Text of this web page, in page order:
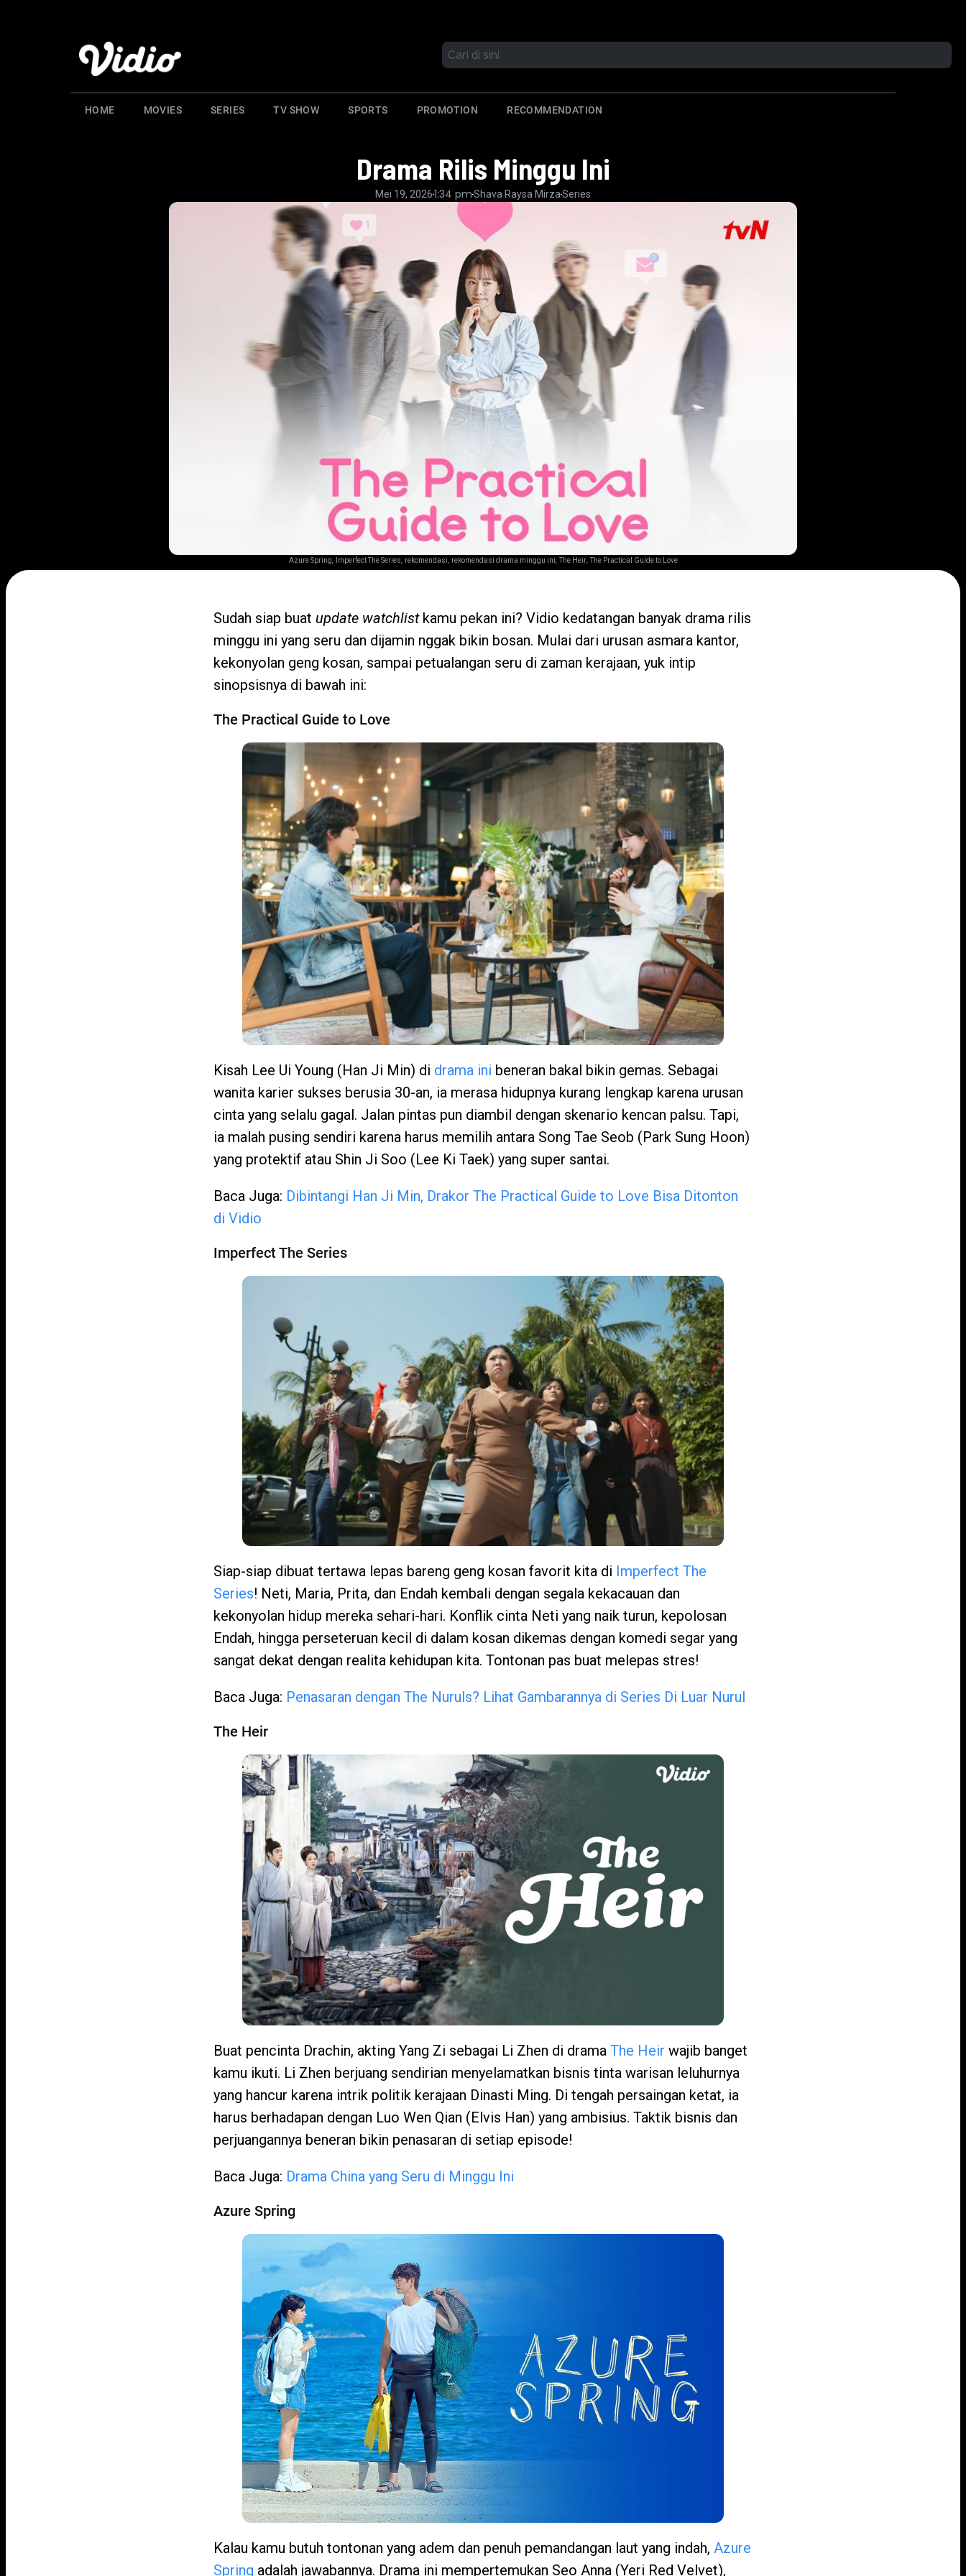
HOME MOVIES SERIES TV SHOW SPORTS PROMOTION RECOMMENDATION
Drama Rilis Minggu Ini
Mei 19, 20261:34 pmShava Raysa MirzaSeries
Azure Spring, Imperfect The Series, rekomendasi, rekomendasi drama minggu ini,The Heir,The Practical Guide to Love
Sudah siap buat update watchlistkamu pekan ini? Vidio kedatangan banyak drama rilis
minggu ini yang seru dan dijamin nggak bikin bosan. Mulai dari urusan asmara kantor,
kekonyolan geng kosan, sampai petualangan seru di zaman kerajaan, yuk intip
sinopsisnya di bawah ini:
The Practical Guide to Love
Kisah Lee Ui Young (Han Ji Min) di drama ini beneran bakal bikin gemas. Sebagai
wanita karier sukses berusia 30-an, ia merasa hidupnya kurang lengkap karena urusan
cinta yang selalu gagal. Jalan pintas pun diambil dengan skenario kencan palsu. Tapi,
ia malah pusing sendiri karena harus memilih antara Song Tae Seob (Park Sung Hoon)
yang protektif atau Shin Ji Soo (Lee Ki Taek) yang super santai.
Baca Juga: Dibintangi Han Ji Min, Drakor The Practical Guide to Love Bisa Ditonton
di Vidio
Imperfect The Series
Siap-siap dibuat tertawa lepas bareng geng kosan favorit kita di Imperfect The
Series! Neti, Maria, Prita, dan Endah kembali dengan segala kekacauan dan
kekonyolan hidup mereka sehari-hari. Konflik cinta Neti yang naik turun, kepolosan
Endah, hingga perseteruan kecil di dalam kosan dikemas dengan komedi segar yang
sangat dekat dengan realita kehidupan kita. Tontonan pas buat melepas stres!
Baca Juga: Penasaran dengan The Nuruls? Lihat Gambarannya di Series Di Luar Nurul
The Heir
Buat pencinta Drachin, akting Yang Zi sebagai Li Zhen di drama The Heir wajib banget
kamu ikuti. Li Zhen berjuang sendirian menyelamatkan bisnis tinta warisan leluhurnya
yang hancur karena intrik politik kerajaan Dinasti Ming. Di tengah persaingan ketat, ia
harus berhadapan dengan Luo Wen Qian (Elvis Han) yang ambisius. Taktik bisnis dan
perjuangannya beneran bikin penasaran di setiap episode!
Baca Juga: Drama China yang Seru di Minggu Ini
Azure Spring
Kalau kamu butuh tontonan yang adem dan penuh pemandangan laut yang indah, Azure
Spring adalah jawabannya. Drama ini mempertemukan Seo Anna (Yeri Red Velvet),